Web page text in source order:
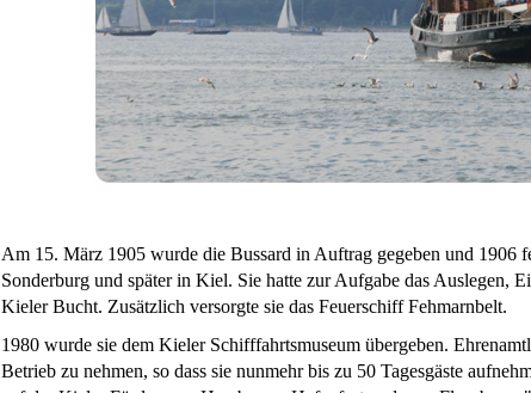
Am 15. März 1905 wurde die Bussard in Auftrag gegeben und 1906
Sonderburg und später in Kiel. Sie hatte zur Aufgabe das Auslegen,
Kieler Bucht. Zusätzlich versorgte sie das Feuerschiff Fehmarnbelt.
1980 wurde sie dem Kieler Schifffahrtsmuseum übergeben.
Betrieb zu nehmen, so dass sie nunmehr bis zu 50 Tagesgäste